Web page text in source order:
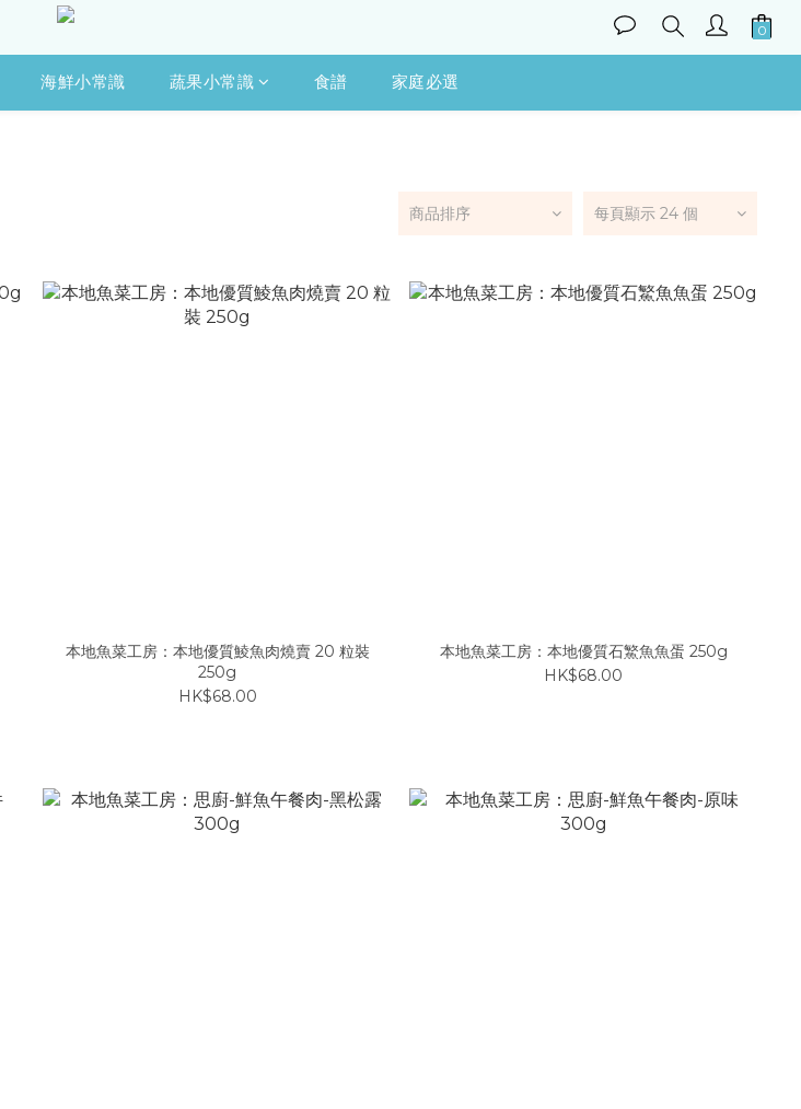
海鮮小常識 蔬果小常識 食譜 家庭必選
商品排序 每頁顯示 24 個
本地魚菜工房：本地優質鯪魚肉燒賣 20 粒裝
250g
HK$68.00
本地魚菜工房：本地優質石鰵魚魚蛋 250g
HK$68.00